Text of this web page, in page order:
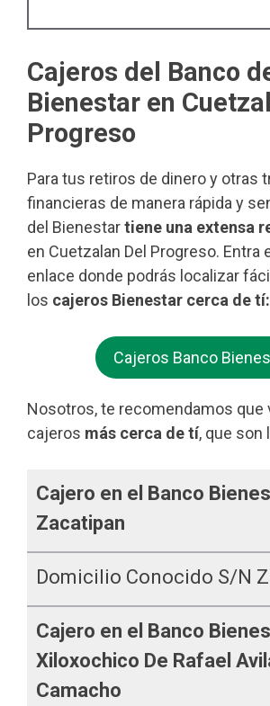
Cajeros del Banco
Bienestar en
Progreso
Para tus retiros de dinero y otras
financieras de manera rápida y
del Bienestartiene una extensa
en Cuetzalan Del Progreso. Entra
enlace donde podrás localizar
los cajeros Bienestar cerca de tí:
Cajeros Banco
Nosotros, te recomendamos que
cajeros más cerca de tí, que son
Cajero en el Banco
Zacatipan
Domicilio Conocido S/n
Cajero en el Banco
Xiloxochico De Rafael
Camacho